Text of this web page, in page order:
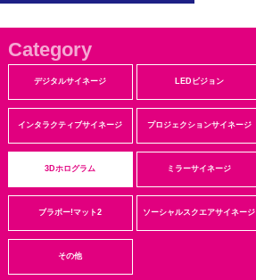
Category
デジタルサイネージ LEDビジョン
インタラクティブサイネージ プロジェクションサイネージ
3Dホログラム ミラーサイネージ
ブラボー!マット2 ソーシャルスクエアサイネージ
その他